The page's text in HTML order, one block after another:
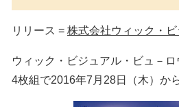
リリース = 株式会社ウィック・
ウィック・ビジュアル・ビュ－
4枚組で2016年7月28日（木）か